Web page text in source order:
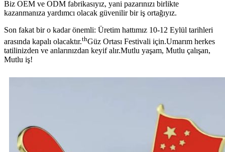
Biz OEM ve ODM fabrikasıyız, yani pazarınızı birlikte
kazanmanıza yardımcı olacak güvenilir bir iş ortağıyız.
Son fakat bir o kadar önemli: Üretim hattımız 10-12 Eylül tarihleri ​​
arasında kapalı olacaktır.thGüz Ortası Festivali için.Umarım herkes
tatilinizden ve anlarınızdan keyif alır.Mutlu yaşam, Mutlu çalışan,
Mutlu iş!